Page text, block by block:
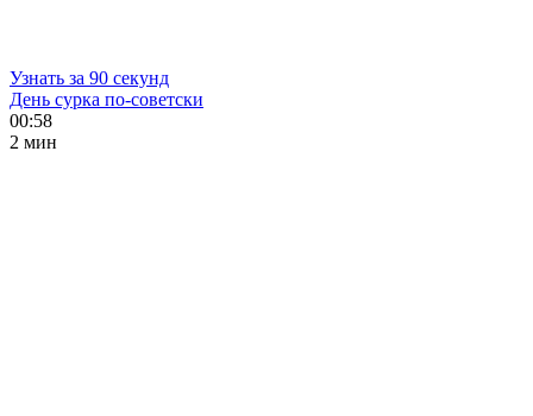
Узнать за 90 секунд
День сурка по-советски
00:58
2 мин